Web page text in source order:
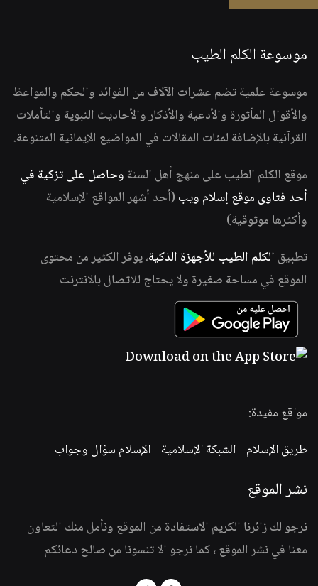
موسوعة الكلم الطيب
موسوعة علمية تضم عشرات الآلاف من الفوائد والحكم والمواعظ
والأقوال المأثورة والأدعية والأذكار والأحاديث النبوية والتأملات
القرآنية بالإضافة لمئات المقالات في المواضيع الإيمانية المتنوعة.
موقع الكلم الطيب على منهج أهل السنة وحاصل على تزكية في
أحد فتاوى موقع إسلام ويب (أحد أشهر المواقع الإسلامية
وأكثرها موثوقية)
تطبيق الكلم الطيب للأجهزة الذكية، يوفر الكثير من محتوى
الموقع في مساحة صغيرة ولا يحتاج للاتصال بالانترنت
مواقع مفيدة:
طريق الإسلام -الشبكة الإسلامية -الإسلام سؤال وجواب
نشر الموقع
نرجو لك زائرنا الكريم الاستفادة من الموقع ونأمل منك التعاون
معنا في نشر الموقع ، كما نرجو الا تنسونا من صالح دعائكم